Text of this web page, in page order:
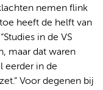
nemen flink
heeft de helft van
in de VS
maar dat waren
eerder in de
Voor degenen bij